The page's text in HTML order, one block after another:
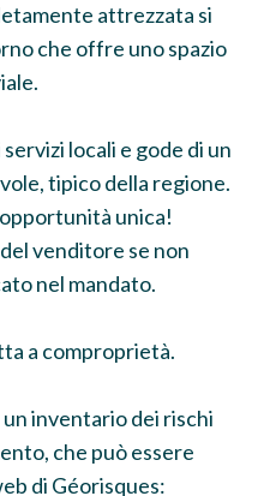
attrezzata si
che offre uno spazio
locali e gode di un
tipico della regione.
unica!
venditore se non
nel mandato.
a comproprietà.
inventario dei rischi
che può essere
di Géorisques: